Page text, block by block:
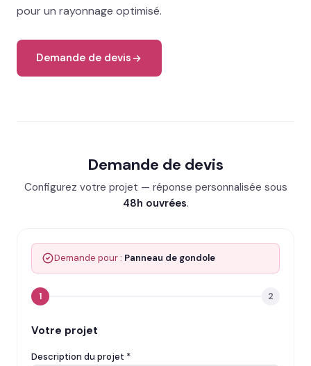
pour un rayonnage optimisé.
Demande de devis
Demande de devis
Configurez votre projet — réponse personnalisée sous
48h ouvrées.
Demande pour : Panneau de gondole
1 2
Votre projet
Description du projet *